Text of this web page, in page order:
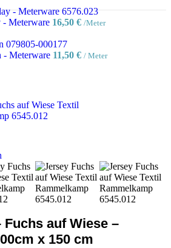
- Meterware 16,50 € /Meter
- Meterware 11,50 € / Meter
auf Wiese –
x 150 cm